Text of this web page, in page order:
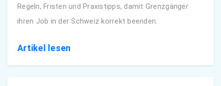
Regeln, Fristen und Praxistipps, damit Grenzgänger
ihren Job in der Schweiz korrekt beenden.
Artikel lesen